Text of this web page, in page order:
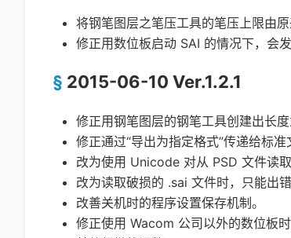
将钢笔图层之笔压工具的笔压上限由
修正用数位板启动 SAI 的情况下，会
2015-06-10 Ver.1.2.1
修正用钢笔图层的钢笔工具创建出长
修正通过“导出为指定格式”传递给标
改为使用 Unicode 对从 PSD 文件读取
改为读取破损的 .sai 文件时，只能出错
改善关机时的程序设置保存机制。
修正使用 Wacom 公司以外的数位板时